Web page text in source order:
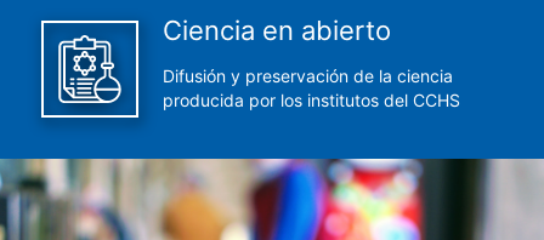
Ciencia en abierto
Difusión y preservación de la ciencia
producida por los institutos del CCHS